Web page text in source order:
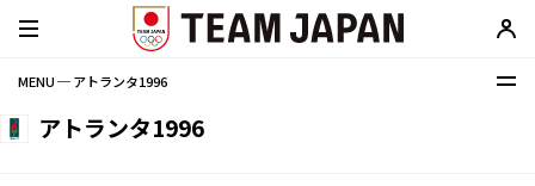
MENU ─ アトランタ1996
アトランタ1996